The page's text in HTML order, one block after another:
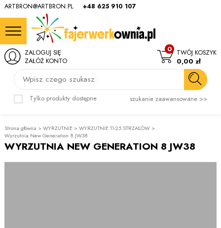
ARTBRON@ARTBRON.PL +48 625 910 107
Wpisz czego szukasz:
Tylko produkty dostępne szukanie zaawansowane >>
ZALOGUJ SIĘ
ZAŁÓŻ KONTO
TWÓJ KOSZYK
0
0,00 zł
Strona główna >WYRZUTNIE >WYRZUTNIE 11-25 STRZAŁÓW >
Wyrzutnia New Generation 8 JW38
WYRZUTNIA NEW GENERATION 8 JW38